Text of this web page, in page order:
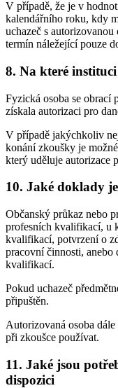
V případě, že je v
kalendářního roku, kdy
uchazeč s
termín náležející pouze
8. Na které
Fyzická osoba se obrací
získala autorizaci pro
V případě jakýchkoliv
konání zkoušky je
který uděluje autorizace
10. Jaké doklady
Občanský průkaz nebo
profesních kvalifikací, u
kvalifikací, potvrzení o
pracovní činnosti, anebo
kvalifikací.
Pokud uchazeč
připuštěn.
Autorizovaná osoba
při zkoušce používat.
11. Jaké jsou
dispozici